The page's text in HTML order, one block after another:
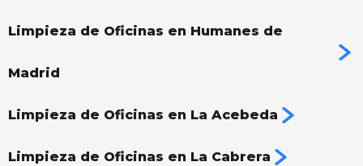
Limpieza de Oficinas en Humanes de
Madrid
Limpieza de Oficinas en La Acebeda
Limpieza de Oficinas en La Cabrera